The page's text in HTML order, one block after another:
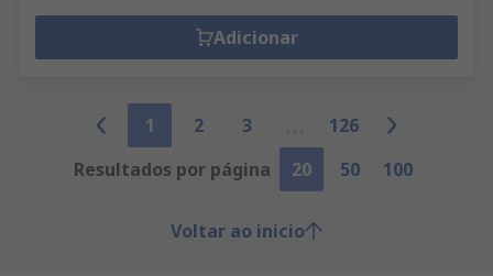
Adicionar
1 2 3
126
Resultados por página
20 50 100
Voltar ao inicio